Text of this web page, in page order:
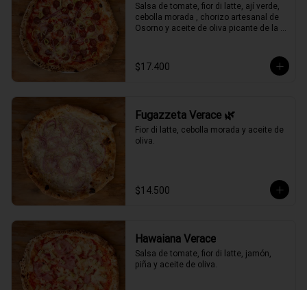
Salsa de tomate, fior di latte, ají verde,
cebolla morada , chorizo artesanal de
Osorno y aceite de oliva picante de la
$17.400
Fugazzeta Verace 🌿
Fior di latte, cebolla morada y aceite de
oliva.
$14.500
Hawaiana Verace
Salsa de tomate, fior di latte, jamón,
piña y aceite de oliva.